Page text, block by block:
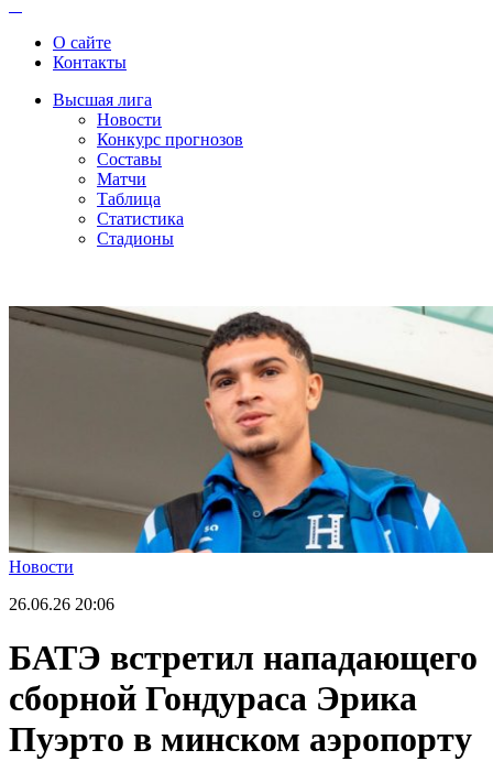
О сайте
Контакты
Высшая лига
Новости
Конкурс прогнозов
Составы
Матчи
Таблица
Статистика
Стадионы
Новости
26.06.26 20:06
БАТЭ встретил нападающего
сборной Гондураса Эрика
Пуэрто в минском аэропорту